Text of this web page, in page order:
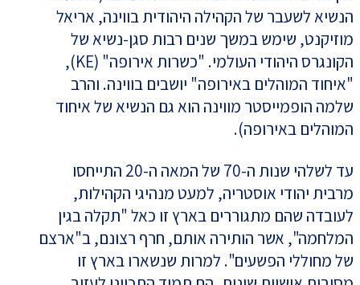
הנשיא לשעבר של הקהילה היהודית בווינה, אריאל
מוזיקנט, שימש במשך שנים רבות סגן-נשיא של
הקונגרס היהודי העולמי. "כשרות אירופה" (KE),
"איחוד המוהלים באירופה" יושבים בווינה. והרב
שלמה הופמייסטר מווינה הוא גם הנשיא של איחוד
המוהלים באירופה).
עד לשלהי שנות ה-70 של המאה ה-20 התייחסו
מרבית יהודי אוסטריה, למעט מנהיגי הקהילות,
לעובדה שהם מתגוררים בארץ זו כאל "תקלה בגין
המלחמה", אשר הותירה אותם, חרף רצונם, ב"ארצם
של מחוללי הפשעים". למרות שנשארו בארץ זו